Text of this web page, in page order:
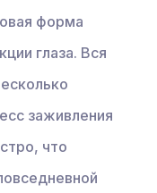
форма
глаза. Вся
заживления
что